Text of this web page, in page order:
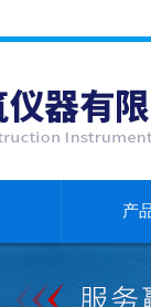
产